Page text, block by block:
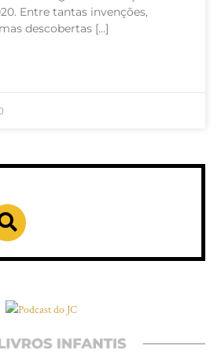
Entre tantas invenções,
descobertas […]